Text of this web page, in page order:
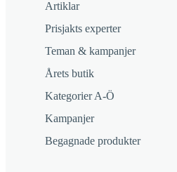
Artiklar
Prisjakts experter
Teman & kampanjer
Årets butik
Kategorier A-Ö
Kampanjer
Begagnade produkter